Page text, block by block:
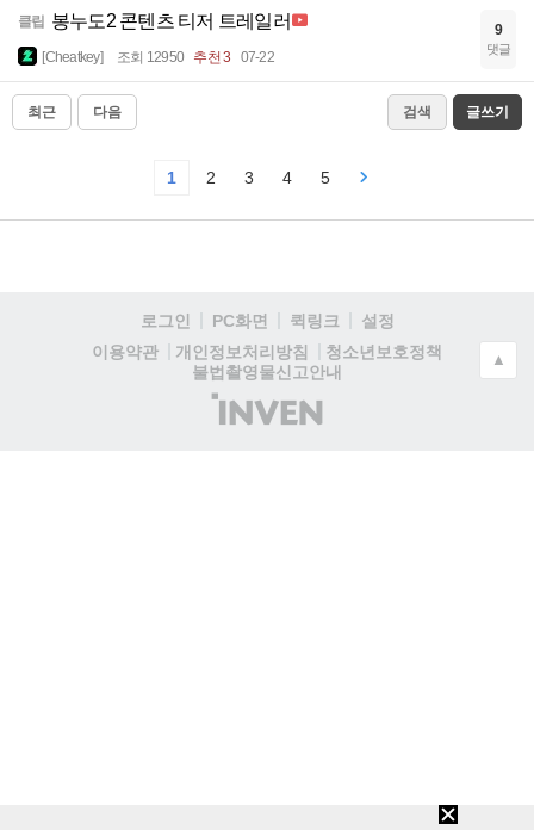
클립 봉누도2 콘텐츠 티저 트레일러
[Cheatkey] 조회 12950 추천 3 07-22
9
댓글
최근 다음 검색 글쓰기
1 2 3 4 5
로그인 PC화면 퀵링크
설정
이용약관
개인정보처리방침
청소년보호정책
불법촬영물신고안내
(주)
인
▲